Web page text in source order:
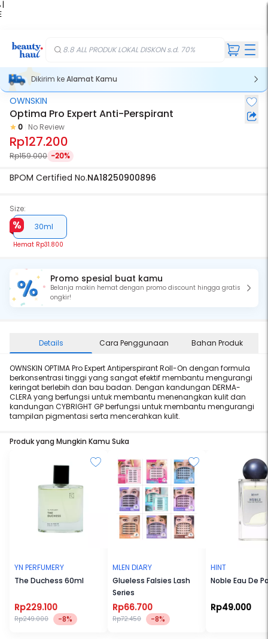
|
8.8 ALL PRODUK LOKAL DISKON s.d. 70%
Dikirim keAlamat Kamu
OWNSKIN
Optima Pro Expert Anti-Perspirant
0 No Review
Rp127.200
Rp159.000 -20%
BPOM Certified No.NA18250900896
Size:
30ml
Hemat Rp31.800
Promo spesial buat kamu
Belanja makin hemat dengan promo discount hingga gratis
ongkir!
Details Cara Penggunaan Bahan Produk
OWNSKIN OPTIMA Pro Expert Antiperspirant Roll-On dengan formula
berkonsentrasi tinggi yang sangat efektif membantu mengurangi
keringat berlebih dan bau badan. Dengan kandungan DERMA-
CLERA yang berfungsi untuk membantu menenangkan kulit dan
kandungan CYBRIGHT GP berfungsi untuk membantu mengurangi
tampilan pigmentasi serta mencerahkan kulit.
Produk yang Mungkin Kamu Suka
YN PERFUMERY
The Duchess 60ml
Rp229.100
Rp249.000 -8%
MLEN DIARY
Glueless Falsies Lash
Series
Rp66.700
Rp72.450 -8%
HINT
Noble Eau De
Rp49.000